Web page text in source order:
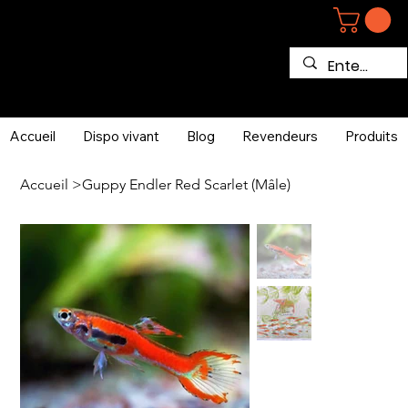
Accueil Dispo vivant Blog Revendeurs Produits
Accueil >Guppy Endler Red Scarlet (Mâle)